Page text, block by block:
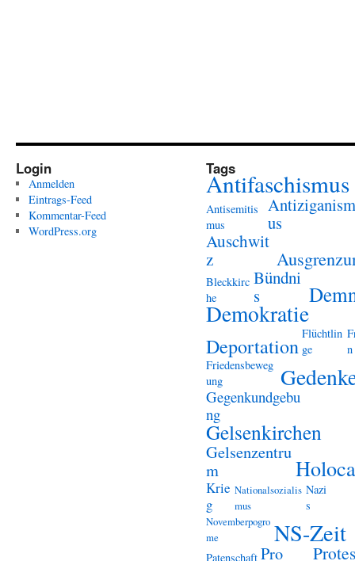
Login
Anmelden
Eintrags-Feed
Kommentar-Feed
WordPress.org
Tags
Antifaschismus
Antisemitis
mus
Antiziganism
us
Auschwit
z
Bleckkirc
he
Bündni
s
Demokratie
Deportation
Flüchtlin
ge
n
Friedensbeweg
ung
Gegenkundgebu
ng
Gelsenkirchen
Gelsenzentru
m
Krie
g
Nationalsozialis
mus
Nazi
s
Novemberpogro
me
NS-Zeit
Patenschaft Pro
Protes